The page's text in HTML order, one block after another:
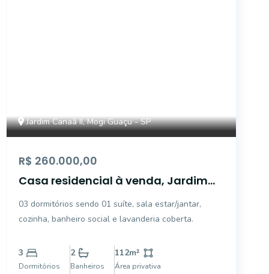
Jardim Canaã II, Mogi Guaçu - SP
R$ 260.000,00
Casa residencial à venda, Jardim
03 dormitórios sendo 01 suíte, sala estar/jantar,
cozinha, banheiro social e lavanderia coberta.
3
Dormitórios
2
Banheiros
112m²
Área privativa